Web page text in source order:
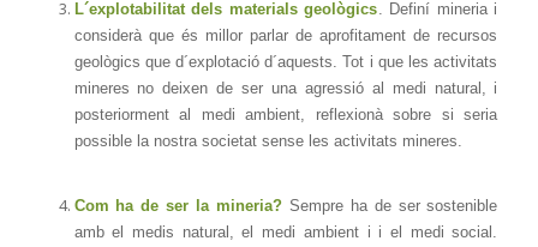
L´explotabilitat dels materials geològics. Definí mineria i
considerà que és millor parlar de aprofitament de recursos
geològics que d´explotació d´aquests. Tot i que les activitats
mineres no deixen de ser una agressió al medi natural, i
posteriorment al medi ambient, reflexionà sobre si seria
possible la nostra societat sense les activitats mineres.
Com ha de ser la mineria? Sempre ha de ser sostenible
amb el medis natural, el medi ambient i i el medi social.